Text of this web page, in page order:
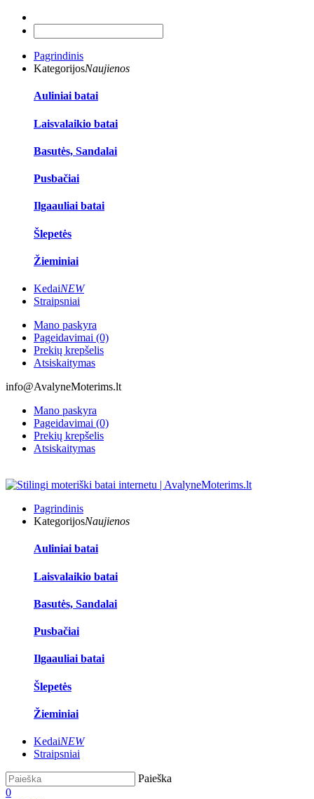
Pagrindinis
KategorijosNaujienos
Auliniai batai
Laisvalaikio batai
Basutės, Sandalai
Pusbačiai
Ilgaauliai batai
Šlepetės
Žieminiai
KedaiNEW
Straipsniai
Mano paskyra
Pageidavimai (0)
Prekių krepšelis
Atsiskaitymas
info@AvalyneMoterims.lt
Mano paskyra
Pageidavimai (0)
Prekių krepšelis
Atsiskaitymas
Pagrindinis
KategorijosNaujienos
Auliniai batai
Laisvalaikio batai
Basutės, Sandalai
Pusbačiai
Ilgaauliai batai
Šlepetės
Žieminiai
KedaiNEW
Straipsniai
Paieška
0